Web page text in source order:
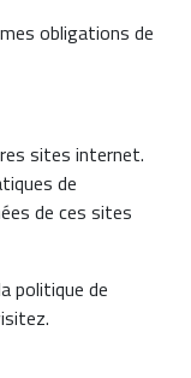
obligations de
sites internet.
de
de ces sites
politique de